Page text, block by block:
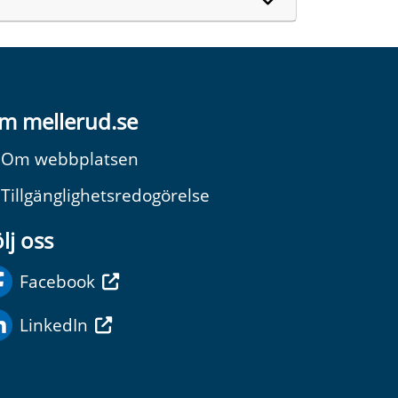
mellerud.se
Om webbplatsen
Tillgänglighetsredogörelse
oss
Facebook
LinkedIn